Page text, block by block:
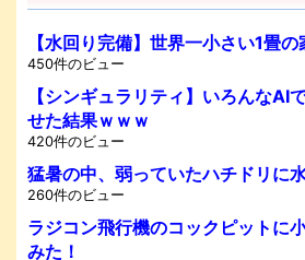
【水回り完備】世界一小さい1畳の
450件のビュー
【シンギュラリティ】いろんなAI
せた結果ｗｗｗ
420件のビュー
猛暑の中、弱っていたハチドリに
260件のビュー
ラジコン飛行機のコックピットに
みた！